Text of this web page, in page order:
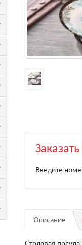
Введите
Описание
Столовая посуда